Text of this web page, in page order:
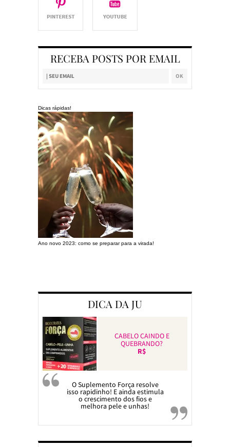
RECEBA POSTS POR EMAIL
Dicas rápidas!
Ano novo 2023: como se preparar para a virada!
DICA DA JU
CABELO CAINDO E
QUEBRANDO?
R$
O Suplemento Força resolve
isso rapidinho! E ainda estimula
o crescimento dos fios e
melhora pele e unhas!